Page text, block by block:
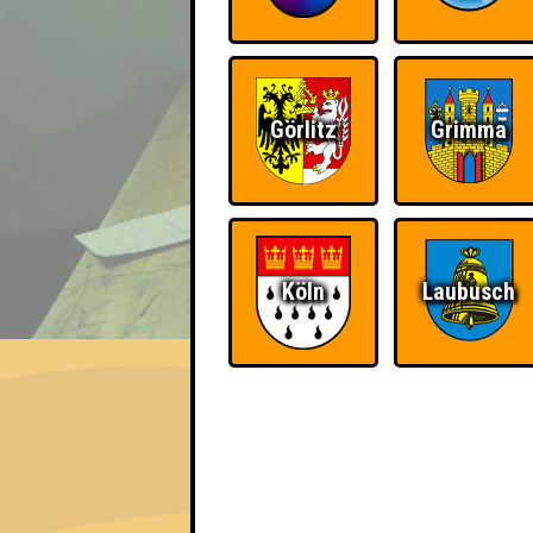
EVENTS
Görlitz Grimma
Köln Laubusch